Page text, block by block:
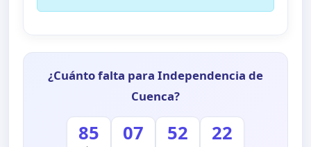
¿Cuánto falta para Independencia de
Cuenca?
85 07 52 21